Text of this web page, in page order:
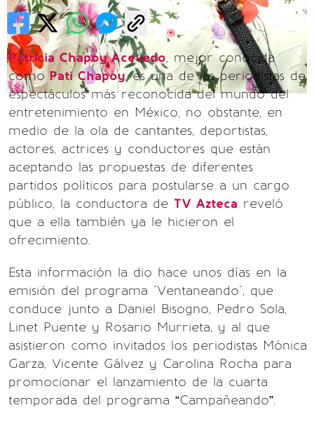
Patricia Chapoy Acevedo, mejor conocida
como Pati Chapoy, es una de las periodistas de
espectáculos más reconocida del mundo del
entretenimiento en México, no obstante, en
medio de la ola de cantantes, deportistas,
actores, actrices y conductores que están
aceptando las propuestas de diferentes
partidos políticos para postularse a un cargo
público, la conductora de TV Azteca reveló
que a ella también ya le hicieron el
ofrecimiento.
Esta información la dio hace unos días en la
emisión del programa "Ventaneando", que
conduce junto a Daniel Bisogno, Pedro Sola,
Linet Puente y Rosario Murrieta, y al que
asistieron como invitados los periodistas Mónica
Garza, Vicente Gálvez y Carolina Rocha para
promocionar el lanzamiento de la cuarta
temporada del programa “Campañeando”.